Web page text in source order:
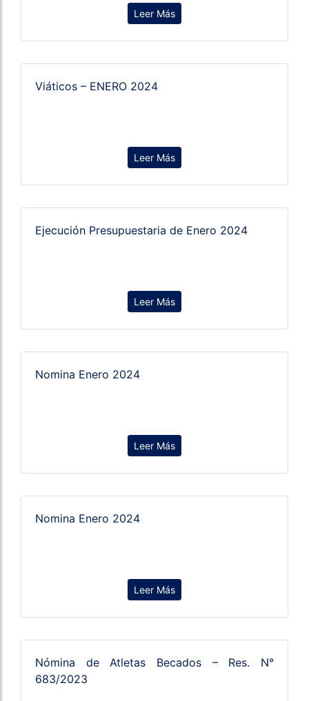
Leer Más
Viáticos – ENERO 2024
Leer Más
Ejecución Presupuestaria de Enero 2024
Leer Más
Nomina Enero 2024
Leer Más
Nomina Enero 2024
Leer Más
Nómina de Atletas Becados – Res. N°
683/2023